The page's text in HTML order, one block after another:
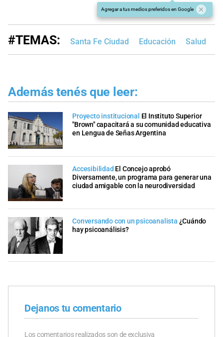
Agregar a tus medios preferidos en Google
#TEMAS: Santa Fe Ciudad Educación Salud
Además tenés que leer:
Proyecto institucional El Instituto Superior
"Brown" capacitará a su comunidad educativa
en Lengua de Señas Argentina
Accesibilidad El Concejo aprobó
Diversamente, un programa para generar una
ciudad amigable con la neurodiversidad
Conversando con un psicoanalista ¿Cuándo
hay psicoanálisis?
Dejanos tu comentario
Los comentarios realizados son de exclusiva